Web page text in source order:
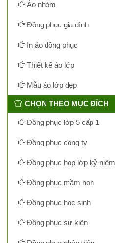
Áo nhóm
Đồng phục gia đình
In áo đồng phục
Thiết kế áo lớp
Mẫu áo lớp đẹp
CHỌN THEO MỤC ĐÍCH
Đồng phục lớp 5 cấp 1
Đồng phục công ty
Đồng phục họp lớp kỷ niệm
Đồng phục mầm non
Đồng phục học sinh
Đồng phục sự kiện